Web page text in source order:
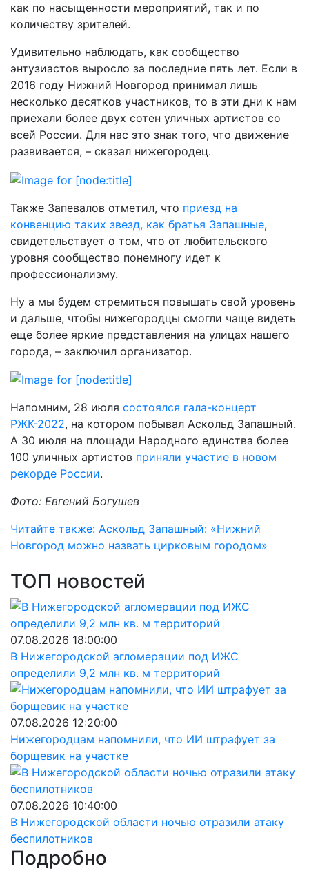
как по насыщенности мероприятий, так и по
количеству зрителей.
Удивительно наблюдать, как сообщество
энтузиастов выросло за последние пять лет. Если в
2016 году Нижний Новгород принимал лишь
несколько десятков участников, то в эти дни к нам
приехали более двух сотен уличных артистов со
всей России. Для нас это знак того, что движение
развивается, – сказал нижегородец.
Также Запевалов отметил, что приезд на
конвенцию таких звезд, как братья Запашные,
свидетельствует о том, что от любительского
уровня сообщество понемногу идет к
профессионализму.
Ну а мы будем стремиться повышать свой уровень
и дальше, чтобы нижегородцы смогли чаще видеть
еще более яркие представления на улицах нашего
города, – заключил организатор.
Напомним, 28 июля состоялся гала-концерт
РЖК-2022, на котором побывал Аскольд Запашный.
А 30 июля на площади Народного единства более
100 уличных артистов приняли участие в новом
рекорде России.
Фото: Евгений Богушев
Читайте также: Аскольд Запашный: «Нижний
Новгород можно назвать цирковым городом»
ТОП новостей
07.08.2026 18:00:00
В Нижегородской агломерации под ИЖС
определили 9,2 млн кв. м территорий
07.08.2026 12:20:00
Нижегородцам напомнили, что ИИ штрафует за
борщевик на участке
07.08.2026 10:40:00
В Нижегородской области ночью отразили атаку
беспилотников
Подробно